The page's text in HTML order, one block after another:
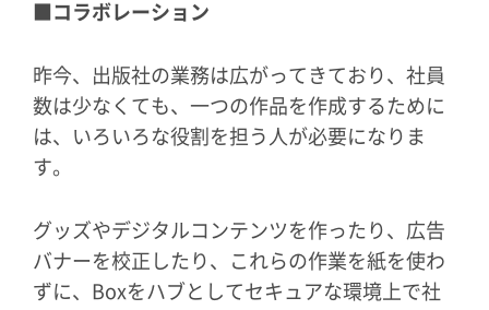
■コラボレーション
昨今、出版社の業務は広がってきており、社員
数は少なくても、一つの作品を作成するために
は、いろいろな役割を担う人が必要になりま
す。
グッズやデジタルコンテンツを作ったり、広告
バナーを校正したり、これらの作業を紙を使わ
ずに、Boxをハブとしてセキュアな環境上で社